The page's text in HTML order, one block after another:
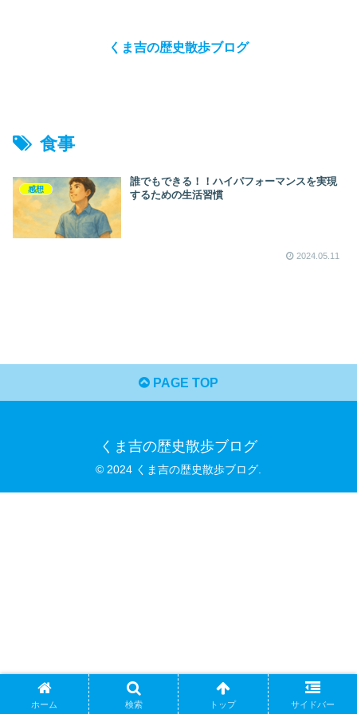
くま吉の歴史散歩ブログ
食事
感想
誰でもできる！！ハイパフォーマンスを実現
するための生活習慣
2024.05.11
PAGE TOP
くま吉の歴史散歩ブログ
© 2024 くま吉の歴史散歩ブログ.
ホーム 検索 トップ サイドバー